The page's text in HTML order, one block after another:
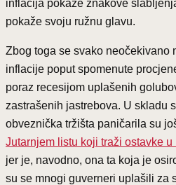
inflacija pokaže znakove
pokaže svoju ružnu glavu.
Zbog toga se svako neočekivano
inflacije poput spomenute
poraz recesijom uplašenih
zastrašenih jastrebova. U skladu
obveznička tržišta paničarila su
Jutarnjem listu koji traži ostavke
jer je, navodno, ona ta koja je
su se mnogi guverneri uplašili za